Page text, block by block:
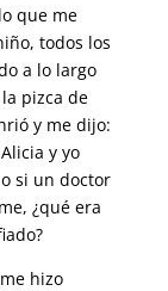
que me
todos los
a lo largo
pizca de
y me dijo:
y yo
si un doctor
¿qué era
hizo